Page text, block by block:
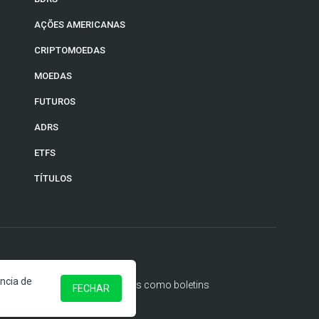
AÇÕES AMERICANAS
CRIPTOMOEDAS
MOEDAS
FUTUROS
ADRS
ETFS
TÍTULOS
devem ser compreendidas como boletins
de
FECHAR